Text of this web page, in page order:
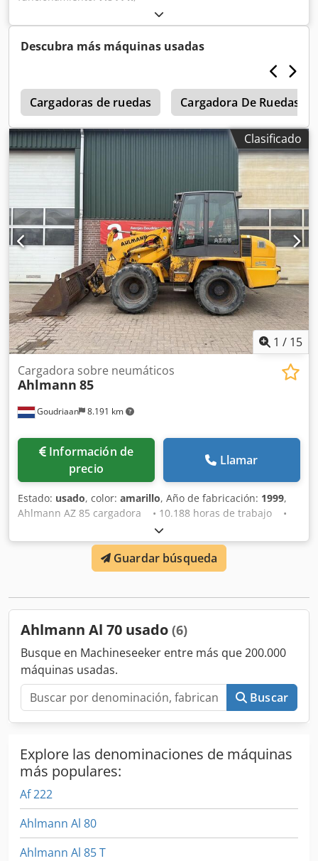
Descubra más máquinas usadas
Cargadoras de ruedas Cargadora De Ruedas
Clasificado
1 / 15
Goudriaan 8.191 km
Cargadora sobre neumáticos
Ahlmann 85
Información de
precio
Llamar
Estado: usado, color: amarillo, Año de fabricación: 1999,
Ahlmann AZ 85 cargadora • 10.188 horas de trabajo •
Motor revisado • Neumáticos anchos • Brazo oscilante
• Cuchara y horquillas para palets • Matrícula •
Directamente del trabajo Estado: Usado Año de
fabricación: 1999 Csdpfsy Na H Nsx Agkjha
Guardar búsqueda
Ahlmann Al 70 usado (6)
Busque en Machineseeker entre más que 200.000
máquinas usadas.
Buscar
Explore las denominaciones de máquinas
más populares:
Af 222
Ahlmann Al 80
Ahlmann Al 85 T